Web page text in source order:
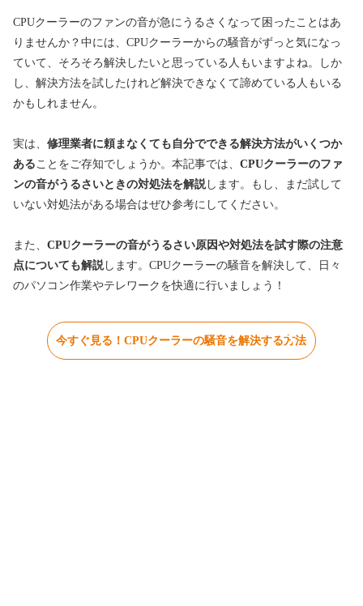
CPUクーラーのファンの音が急にうるさくなって困ったことはあ
りませんか？中には、CPUクーラーからの騒音がずっと気になっ
ていて、そろそろ解決したいと思っている人もいますよね。しか
し、解決方法を試したけれど解決できなくて諦めている人もいる
かもしれません。
実は、 修理業者に頼まなくても自分でできる解決方法がいくつか
あることをご存知でしょうか。本記事では、 CPUクーラーのファ
ンの音がうるさいときの対処法を解説します。もし、まだ試して
いない対処法がある場合はぜひ参考にしてください。
また、 CPUクーラーの音がうるさい原因や対処法を試す際の注意
点についても解説します。CPUクーラーの騒音を解決して、日々
のパソコン作業やテレワークを快適に行いましょう！
今すぐ見る！CPUクーラーの騒音を解決する方法